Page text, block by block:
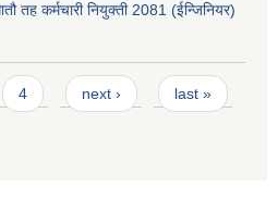
तह कर्मचारी नियुक्ती 2081 (ईन्जिनियर)
4 next › last »